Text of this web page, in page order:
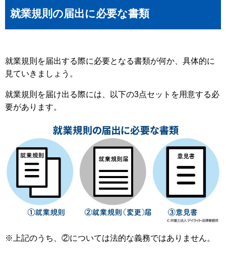
就業規則の届出に必要な書類
就業規則を届出する際に必要となる書類が何か、具体的に
見ていきましょう。
就業規則を届け出る際には、以下の3点セットを用意する必
要があります。
※上記のうち、②については法的な義務ではありません。